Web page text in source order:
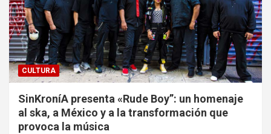
CULTURA
SinKroníA presenta «Rude Boy”: un homenaje
al ska, a México y a la transformación que
provoca la música